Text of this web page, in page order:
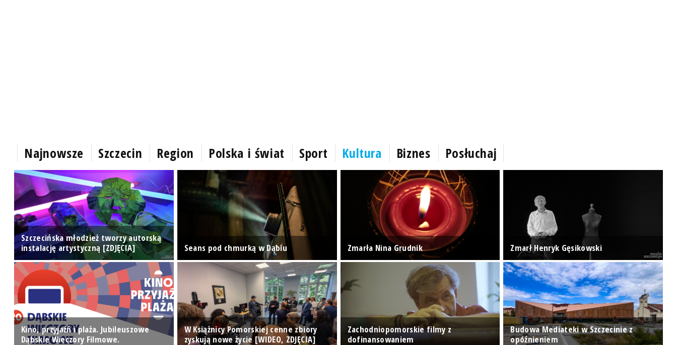
Najnowsze Szczecin Region Polska i świat Sport Kultura Biznes Posłuchaj
Szczecińska młodzież tworzy autorską
instalację artystyczną [ZDJĘCIA]
Seans pod chmurką w Dąbiu Zmarła Nina Grudnik Zmarł Henryk Gęsikowski
Kino, przyjaźń i plaża. Jubileuszowe
Dąbskie Wieczory Filmowe.
W Książnicy Pomorskiej cenne zbiory
zyskują nowe życie [WIDEO, ZDJĘCIA]
Zachodniopomorskie filmy z
dofinansowaniem
Budowa Mediateki w Szczecinie z
opóźnieniem